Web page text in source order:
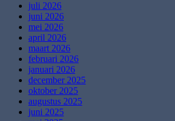
juli 2026
juni 2026
mei 2026
april 2026
maart 2026
februari 2026
januari 2026
december 2025
oktober 2025
augustus 2025
juni 2025